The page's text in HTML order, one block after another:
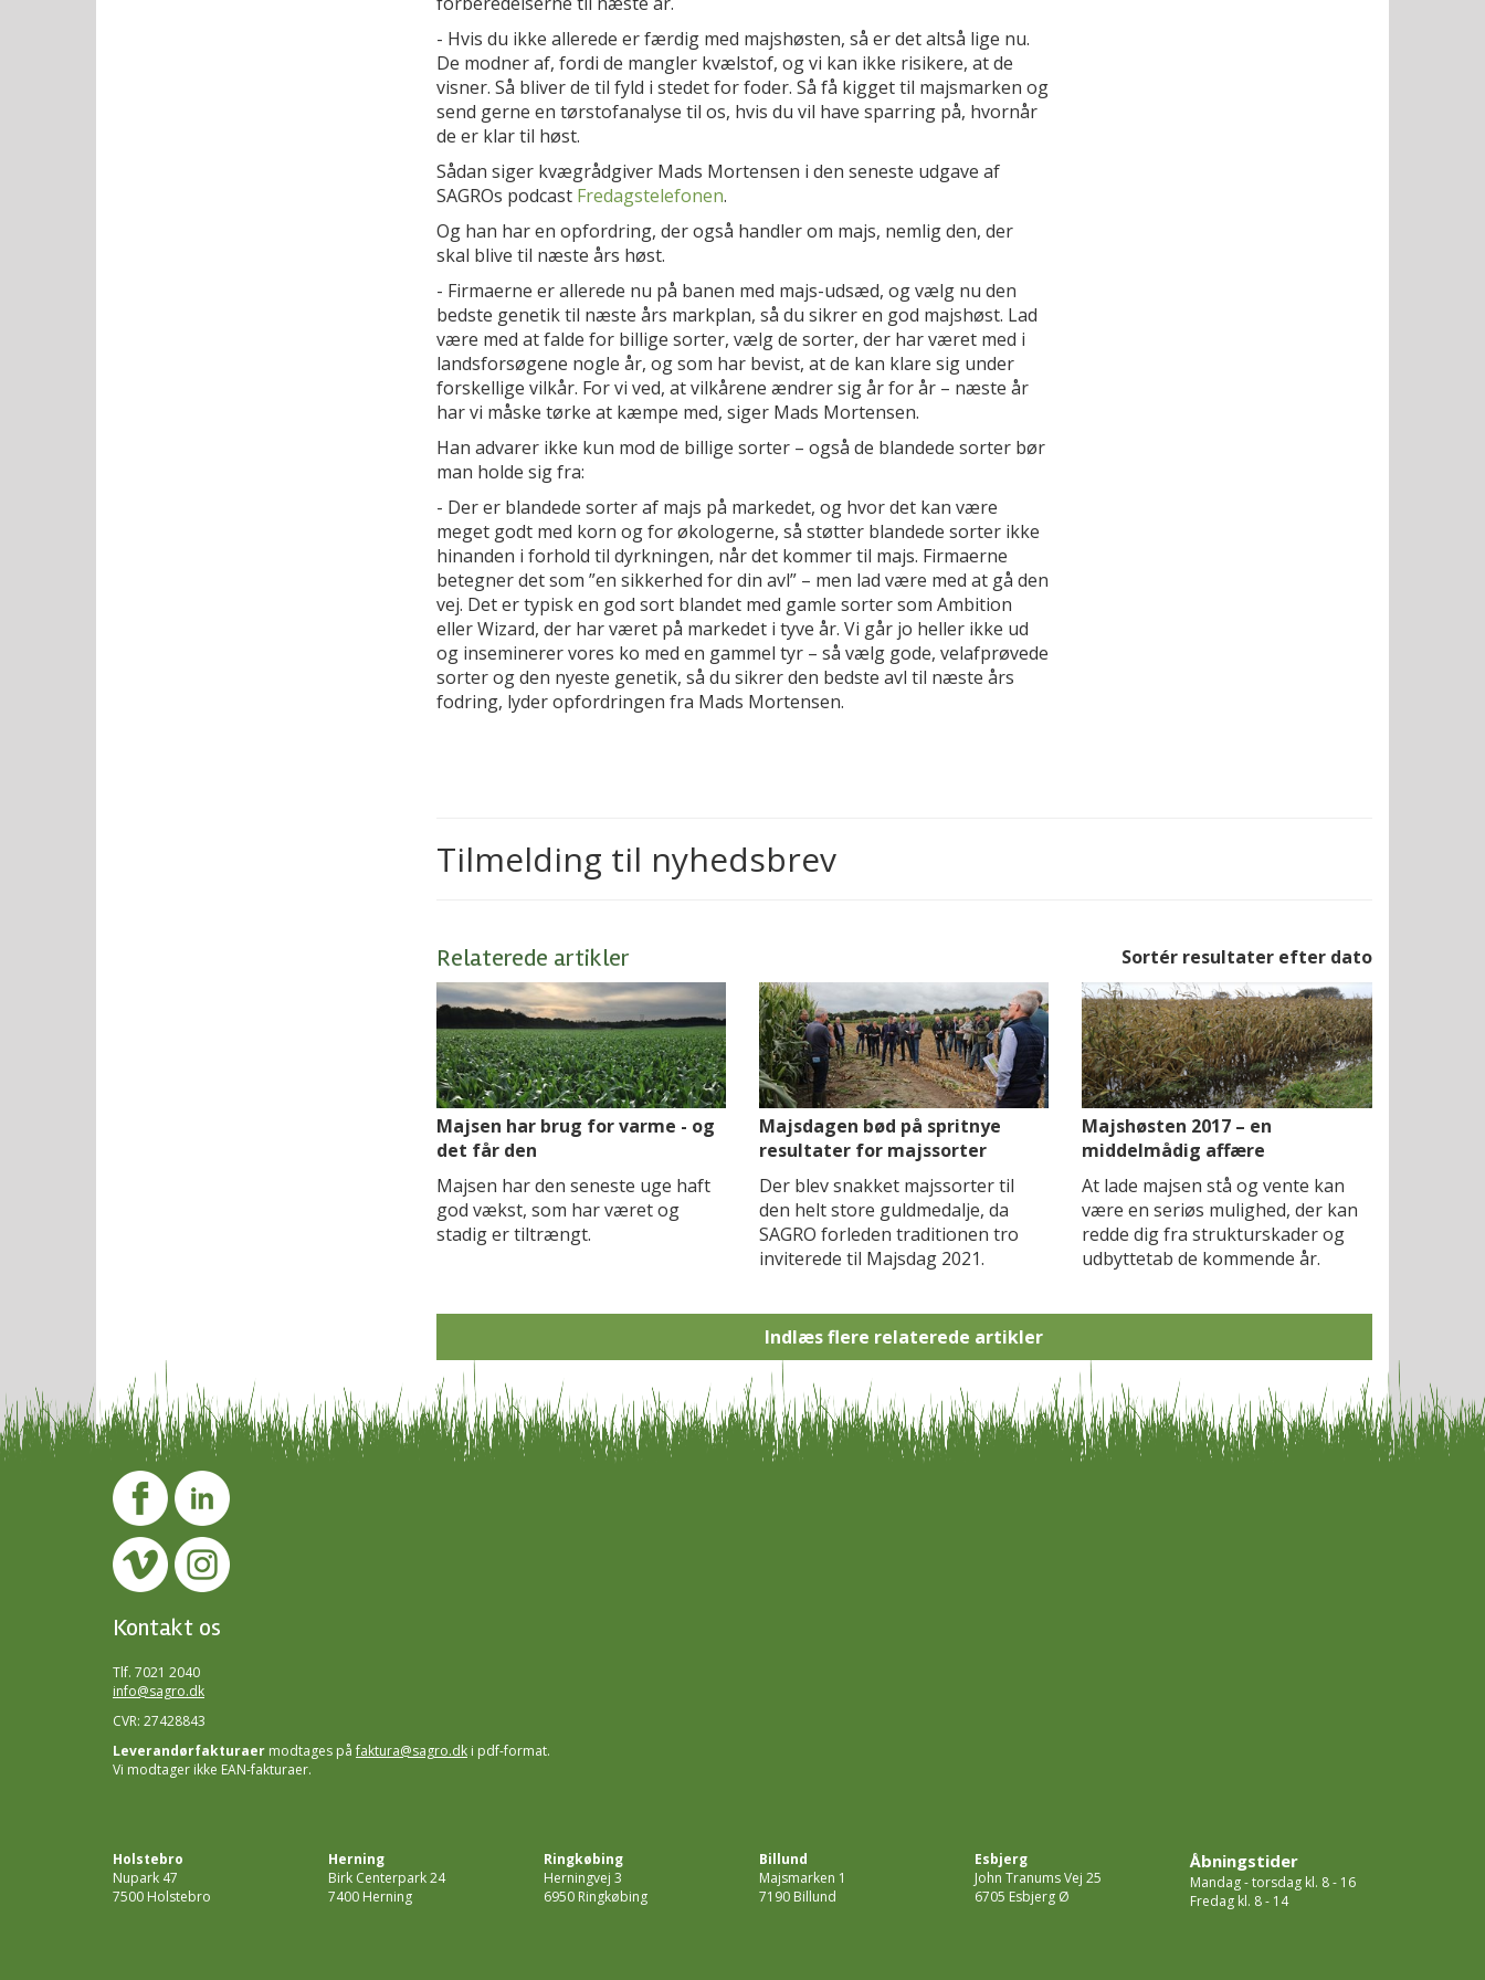
- Hvis du ikke allerede er færdig med majshøsten, så er det altså lige nu.
De modner af, fordi de mangler kvælstof, og vi kan ikke risikere, at de
visner. Så bliver de til fyld i stedet for foder. Så få kigget til majsmarken og
send gerne en tørstofanalyse til os, hvis du vil have sparring på, hvornår
de er klar til høst.
Sådan siger kvægrådgiver Mads Mortensen i den seneste udgave af
SAGROs podcast Fredagstelefonen.
Og han har en opfordring, der også handler om majs, nemlig den, der
skal blive til næste års høst.
- Firmaerne er allerede nu på banen med majs-udsæd, og vælg nu den
bedste genetik til næste års markplan, så du sikrer en god majshøst. Lad
være med at falde for billige sorter, vælg de sorter, der har været med i
landsforsøgene nogle år, og som har bevist, at de kan klare sig under
forskellige vilkår. For vi ved, at vilkårene ændrer sig år for år – næste år
har vi måske tørke at kæmpe med, siger Mads Mortensen.
Han advarer ikke kun mod de billige sorter – også de blandede sorter bør
man holde sig fra:
- Der er blandede sorter af majs på markedet, og hvor det kan være
meget godt med korn og for økologerne, så støtter blandede sorter ikke
hinanden i forhold til dyrkningen, når det kommer til majs. Firmaerne
betegner det som ”en sikkerhed for din avl” – men lad være med at gå den
vej. Det er typisk en god sort blandet med gamle sorter som Ambition
eller Wizard, der har været på markedet i tyve år. Vi går jo heller ikke ud
og inseminerer vores ko med en gammel tyr – så vælg gode, velafprøvede
sorter og den nyeste genetik, så du sikrer den bedste avl til næste års
fodring, lyder opfordringen fra Mads Mortensen.
Tilmelding til nyhedsbrev
Sortér resultater efter dato
Relaterede artikler
Majsen har brug for varme - og
det får den
Majsen har den seneste uge haft
god vækst, som har været og
stadig er tiltrængt.
Majsdagen bød på spritnye
resultater for majssorter
Der blev snakket majssorter til
den helt store guldmedalje, da
SAGRO forleden traditionen tro
inviterede til Majsdag 2021.
Majshøsten 2017 – en
middelmådig affære
At lade majsen stå og vente kan
være en seriøs mulighed, der kan
redde dig fra strukturskader og
udbyttetab de kommende år.
Indlæs flere relaterede artikler
Kontakt os
Tlf. 7021 2040
info@sagro.dk
CVR: 27428843
Leverandørfakturaer modtages påfaktura@sagro.dk i pdf-format.
Vi modtager ikke EAN-fakturaer.
Holstebro
Nupark 47
7500 Holstebro
Herning
Birk Centerpark 24
7400 Herning
Ringkøbing
Herningvej 3
6950 Ringkøbing
Billund
Majsmarken 1
7190 Billund
Esbjerg
John Tranums Vej 25
6705 Esbjerg Ø
Åbningstider
Mandag - torsdag kl. 8 - 16
Fredag kl. 8 - 14